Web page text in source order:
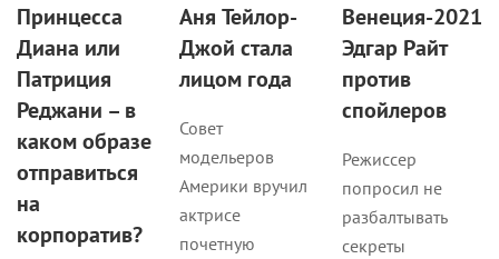
Принцесса
Диана или
Патриция
Реджани – в
каком образе
отправиться
на
корпоратив?
Аня Тейлор-
Джой стала
лицом года
Совет
модельеров
Америки вручил
актрисе
почетную
Венеция-2021:
Эдгар Райт
против
спойлеров
Режиссер
попросил не
разбалтывать
секреты